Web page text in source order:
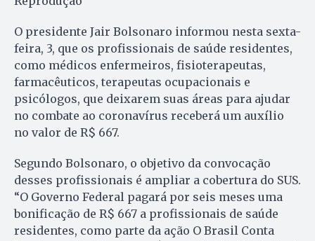
O presidente Jair Bolsonaro informou nesta sexta-
feira, 3, que os profissionais de saúde residentes,
como médicos enfermeiros, fisioterapeutas,
farmacêuticos, terapeutas ocupacionais e
psicólogos, que deixarem suas áreas para ajudar
no combate ao coronavírus receberá um auxílio
no valor de R$ 667.
Segundo Bolsonaro, o objetivo da convocação
desses profissionais é ampliar a cobertura do SUS.
“O Governo Federal pagará por seis meses uma
bonificação de R$ 667 a profissionais de saúde
residentes, como parte da ação O Brasil Conta